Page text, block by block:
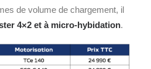
de volume de chargement, il
4×2 et à micro-hybidation.